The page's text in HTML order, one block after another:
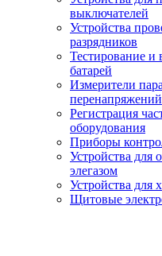
выключателей
Устройства
разрядников
Тестирование и
батарей
Измерители
перенапряжений
Регистрация
оборудования
Приборы
Устройства для
элегазом
Устройства для
Щитовые